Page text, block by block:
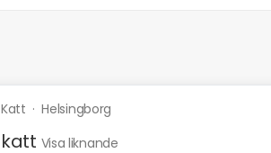
Katt ·Helsingborg
katt Visa liknande